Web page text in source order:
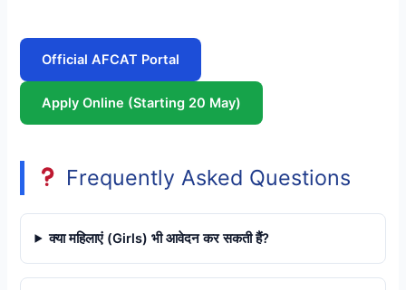
Official AFCAT Portal
Apply Online (Starting 20 May)
Frequently Asked Questions
क्या महिलाएं (Girls) भी आवेदन कर सकती हैं?